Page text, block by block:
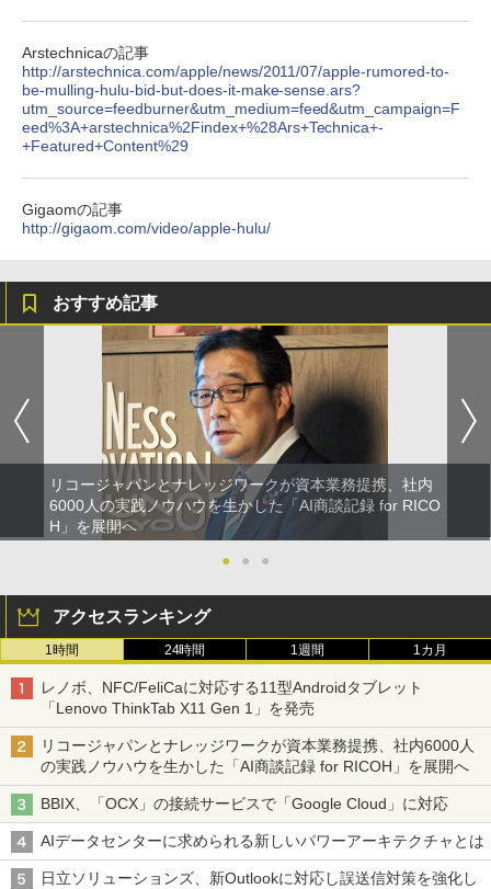
Arstechnicaの記事
http://arstechnica.com/apple/news/2011/07/apple-rumored-to-
be-mulling-hulu-bid-but-does-it-make-sense.ars?
utm_source=feedburner&utm_medium=feed&utm_campaign=F
eed%3A+arstechnica%2Findex+%28Ars+Technica+-
+Featured+Content%29
Gigaomの記事
http://gigaom.com/video/apple-hulu/
おすすめ記事
リコージャパンとナレッジワークが資本業務提携、社内
6000人の実践ノウハウを生かした「AI商談記録 for RICO
H」を展開へ
●
● ●
アクセスランキング
1時間 24時間 1週間 1カ月
レノボ、NFC/FeliCaに対応する11型Androidタブレット
「Lenovo ThinkTab X11 Gen 1」を発売
リコージャパンとナレッジワークが資本業務提携、社内6000人
の実践ノウハウを生かした「AI商談記録 for RICOH」を展開へ
BBIX、「OCX」の接続サービスで「Google Cloud」に対応
AIデータセンターに求められる新しいパワーアーキテクチャとは
日立ソリューションズ、新Outlookに対応し誤送信対策を強化し